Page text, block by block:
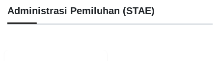
Administrasi Pemiluhan (STAE)